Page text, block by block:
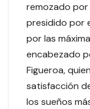
remozado por
presidido por
por las
encabezado
Figueroa,
satisfacción
los sueños